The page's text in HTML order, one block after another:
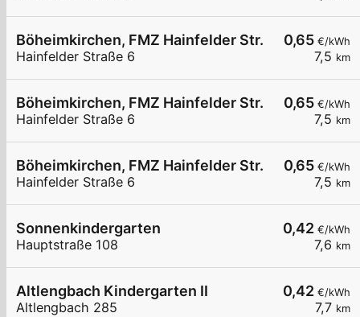
0,65 €/kWh
7,5 km
Böheimkirchen, FMZ Hainfelder Str.
Hainfelder Straße 6
0,65 €/kWh
7,5 km
Böheimkirchen, FMZ Hainfelder Str.
Hainfelder Straße 6
0,65 €/kWh
7,5 km
Böheimkirchen, FMZ Hainfelder Str.
Hainfelder Straße 6
0,42 €/kWh
7,6 km
Sonnenkindergarten
Hauptstraße 108
0,42 €/kWh
7,7 km
Altlengbach Kindergarten II
Altlengbach 285